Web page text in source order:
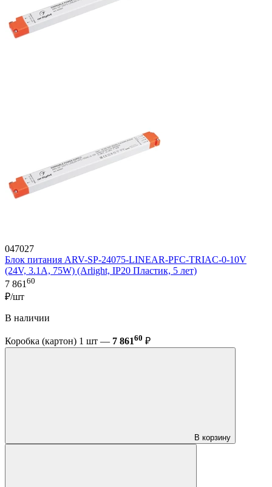
047027
Блок питания ARV-SP-24075-LINEAR-PFC-TRIAC-0-10V
(24V, 3.1A, 75W) (Arlight, IP20 Пластик, 5 лет)
7 861 60
₽/шт
В наличии
Коробка (картон) 1 шт — 7 86160 ₽
В корзину